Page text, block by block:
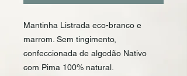
Mantinha Listrada eco-branco e
marrom. Sem tingimento,
confeccionada de algodão Nativo
com Pima 100% natural.